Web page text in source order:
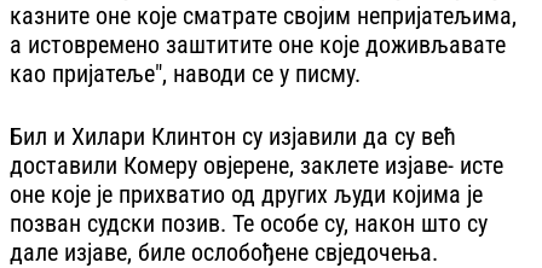
казните оне које сматрате својим непријатељима,
а истовремено заштитите оне које доживљавате
као пријатеље", наводи се у писму.
Бил и Хилари Клинтон су изјавили да су већ
доставили Комеру овјерене, заклете изјаве- исте
оне које је прихватио од других људи којима је
позван судски позив. Те особе су, након што су
дале изјаве, биле ослобођене свједочења.